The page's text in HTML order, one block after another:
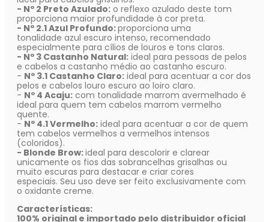
- Nº 2 Preto Azulado: o reflexo azulado deste tom
proporciona maior profundidade à cor preta.
- Nº 2.1 Azul Profundo:proporciona uma
tonalidade azul escuro intenso, recomendado
especialmente para cílios de louros e tons claros.
- Nº 3 Castanho Natural: ideal para pessoas de pelos
e cabelos a castanho médio ao castanho escuro.
- Nº 3.1 Castanho Claro: ideal para acentuar a cor dos
pelos e cabelos louro escuro ao loiro claro.
- Nº 4 Acaju: com tonalidade marrom avermelhado é
ideal para quem tem cabelos marrom vermelho
quente.
- Nº 4.1 Vermelho: ideal para acentuar a cor de quem
tem cabelos vermelhos a vermelhos intensos
(coloridos).
- Blonde Brow:ideal para descolorir e clarear
unicamente os fios das sobrancelhas grisalhas ou
muito escuras para destacar e criar cores
especiais. Seu uso deve ser feito exclusivamente com
o oxidante creme.
Características:
100% original e importado pelo distribuidor oficial